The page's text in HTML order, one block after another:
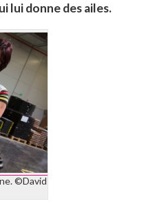
lui donne des ailes.
©David